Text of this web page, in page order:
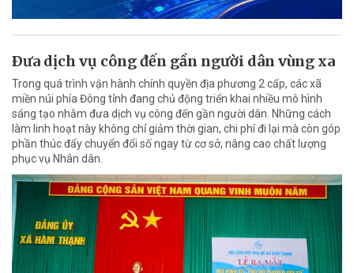
Ðưa dịch vụ công đến gần người dân vùng xa
Trong quá trình vận hành chính quyền địa phương 2 cấp, các xã
miền núi phía Đông tỉnh đang chủ động triển khai nhiều mô hình
sáng tạo nhằm đưa dịch vụ công đến gần người dân. Những cách
làm linh hoạt này không chỉ giảm thời gian, chi phí đi lại mà còn góp
phần thúc đẩy chuyển đổi số ngay từ cơ sở, nâng cao chất lượng
phục vụ Nhân dân.